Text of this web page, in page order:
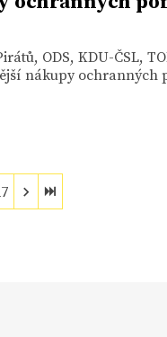
ODS, KDU-ČSL,
nákupy ochranných